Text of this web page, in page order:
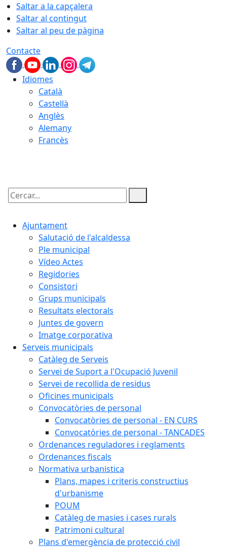
Saltar a la capçalera
Saltar al contingut
Saltar al peu de pàgina
Contacte
Idiomes
Català
Castellà
Anglès
Alemany
Francès
Cercar:
Ajuntament
Salutació de l'alcaldessa
Ple municipal
Vídeo Actes
Regidories
Consistori
Grups municipals
Resultats electorals
Juntes de govern
Imatge corporativa
Serveis municipals
Catàleg de Serveis
Servei de Suport a l'Ocupació Juvenil
Servei de recollida de residus
Oficines municipals
Convocatòries de personal
Convocatòries de personal - EN CURS
Convocatòries de personal - TANCADES
Ordenances reguladores i reglaments
Ordenances fiscals
Normativa urbanistica
Plans, mapes i criteris constructius
d'urbanisme
POUM
Catàleg de masies i cases rurals
Patrimoni cultural
Plans d'emergència de protecció civil